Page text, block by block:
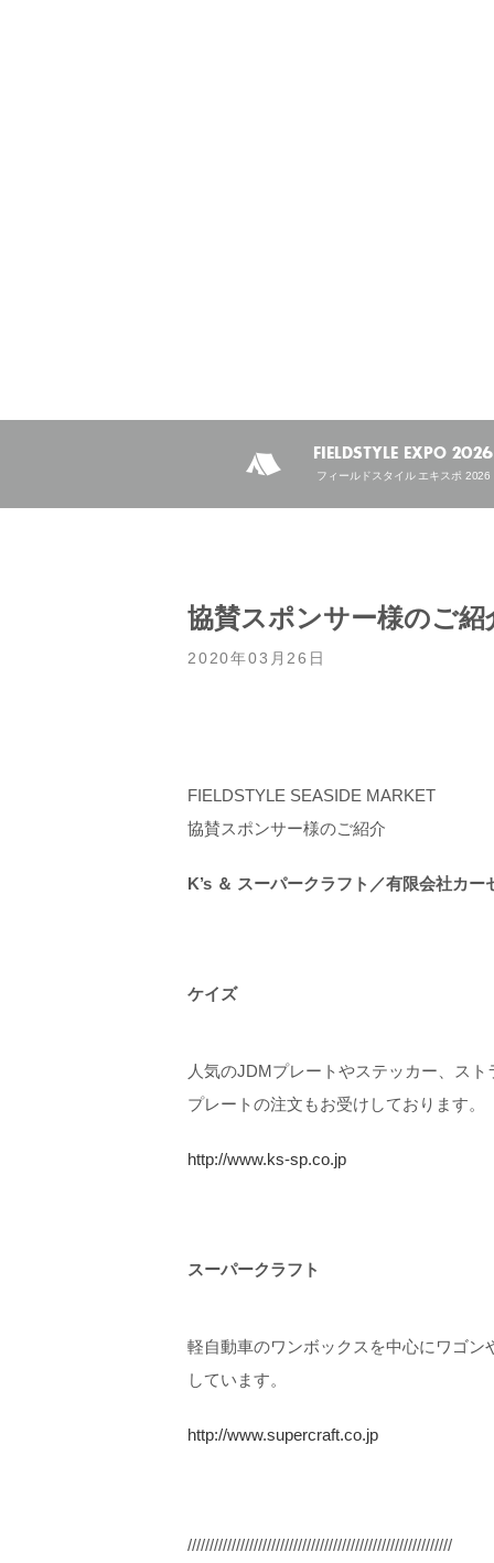
FIELDSTYLE EXPO 2026
フィールドスタイル エキスポ 2026
協賛スポンサー様のご紹
2020年03月26日
FIELDSTYLE SEASIDE MARKET
協賛スポンサー様のご紹介
K’s ＆ スーパークラフト／有限会社カー
ケイズ
人気のJDMプレートやステッカー、ス
プレートの注文もお受けしております。
http://www.ks-sp.co.jp
スーパークラフト
軽自動車のワンボックスを中心にワゴ
しています。
http://www.supercraft.co.jp
////////////////////////////////////////////////////////////